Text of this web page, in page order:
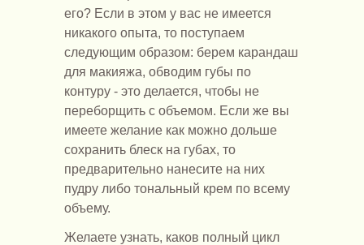
его? Если в этом у вас не имеется
никакого опыта, то поступаем
следующим образом: берем карандаш
для макияжа, обводим губы по
контуру - это делается, чтобы не
переборщить с объемом. Если же вы
имеете желание как можно дольше
сохранить блеск на губах, то
предварительно нанесите на них
пудру либо тональный крем по всему
объему.
Желаете узнать, каков полный цикл